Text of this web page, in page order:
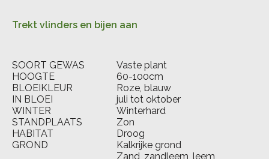
Trekt vlinders en bijen aan
SOORT GEWAS
Vaste plant
HOOGTE
60-100cm
BLOEIKLEUR
Roze, blauw
IN BLOEI
juli tot oktober
WINTER
Winterhard
STANDPLAATS
Zon
HABITAT
Droog
GROND
Kalkrijke grond
Zand, zandleem, leem